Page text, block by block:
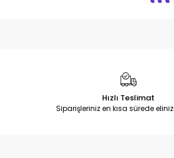
Hızlı Teslimat
Siparişleriniz en kısa sürede